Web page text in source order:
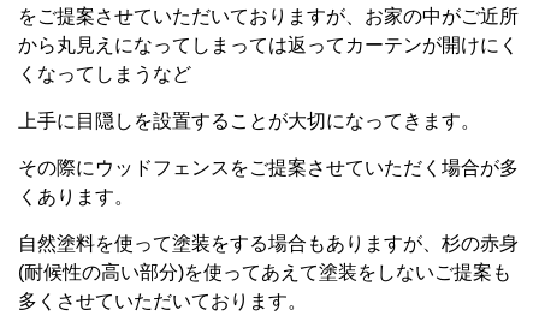
をご提案させていただいておりますが、お家の中がご近所
から丸見えになってしまっては返ってカーテンが開けにく
くなってしまうなど
上手に目隠しを設置することが大切になってきます。
その際にウッドフェンスをご提案させていただく場合が多
くあります。
自然塗料を使って塗装をする場合もありますが、杉の赤身
(耐候性の高い部分)を使ってあえて塗装をしないご提案も
多くさせていただいております。